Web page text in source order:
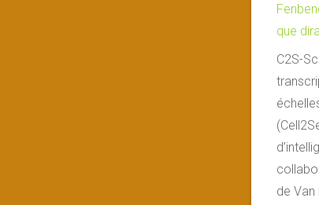
que
C2S-
de Van